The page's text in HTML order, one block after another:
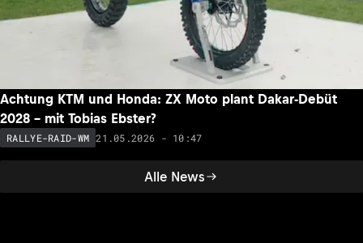
Alle News
Achtung KTM und Honda: ZX Moto plant Dakar-Debüt
2028 – mit Tobias Ebster?
RALLYE-RAID-WM 21.05.2026 - 10:47